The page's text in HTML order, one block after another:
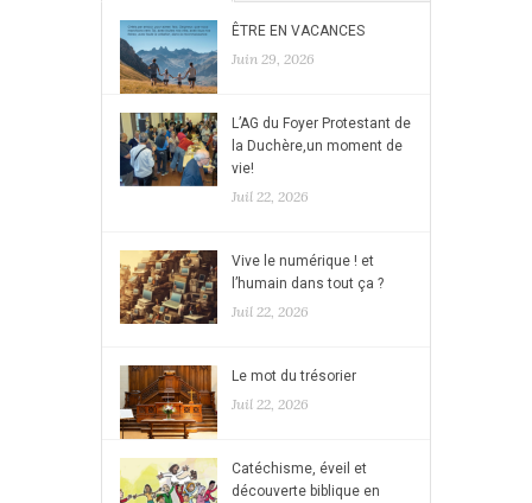
ÊTRE EN VACANCES
Juin 29, 2026
L’AG du Foyer Protestant de
la Duchère,un moment de
vie!
Juil 22, 2026
Vive le numérique ! et
l’humain dans tout ça ?
Juil 22, 2026
Le mot du trésorier
Juil 22, 2026
Catéchisme, éveil et
découverte biblique en